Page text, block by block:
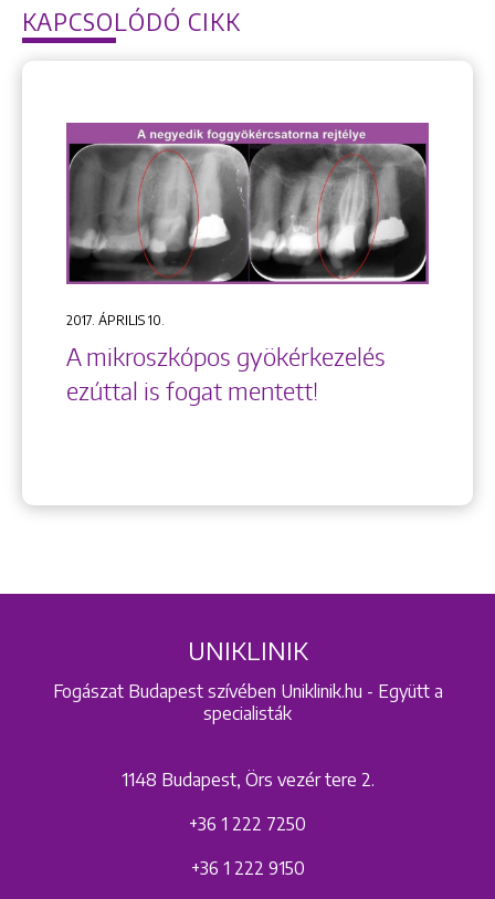
KAPCSOLÓDÓ CIKK
2017. ÁPRILIS 10.
A mikroszkópos gyökérkezelés
ezúttal is fogat mentett!
UNIKLINIK
Fogászat Budapest szívében Uniklinik.hu - Együtt a
specialisták
1148 Budapest, Örs vezér tere 2.
+36 1 222 7250
+36 1 222 9150